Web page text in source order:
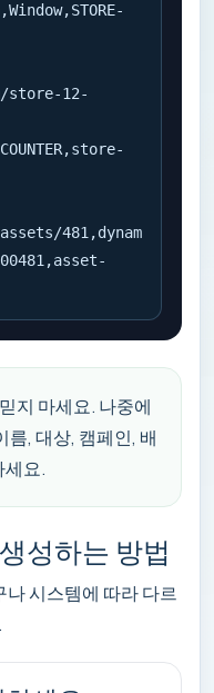
store-12-
481,dynam
지 마세요. 나중에
름, 대상, 캠페인, 배
세요.
성하는 방법
시스템에 따라 다르